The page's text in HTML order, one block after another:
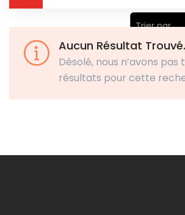
Trier par
Aucun Résultat Trouvé.
Désolé, nous n’avons pas
résultats pour cette